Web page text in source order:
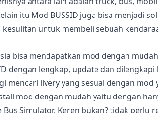
itu Mod BUSSID juga bisa menjadi
untuk membeli sebuah
bisa mendapatkan mod dengan
dengan lengkap, update dan dilengkapi
mencari livery yang sesuai dengan mod
mod dengan mudah yaitu dengan
Simulator, Keren bukan? tidak perlu